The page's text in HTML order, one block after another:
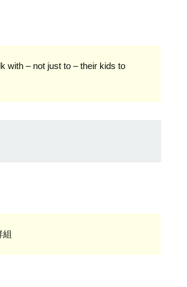
with – not just to – their kids to
組